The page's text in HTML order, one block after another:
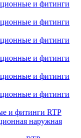
и фитинги
и фитинги
и фитинги
и фитинги
и фитинги
и фитинги
и фитинги RTP
наружная